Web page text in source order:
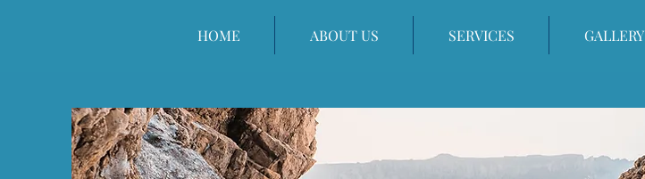
HOME ABOUT US SERVICES GALLERY